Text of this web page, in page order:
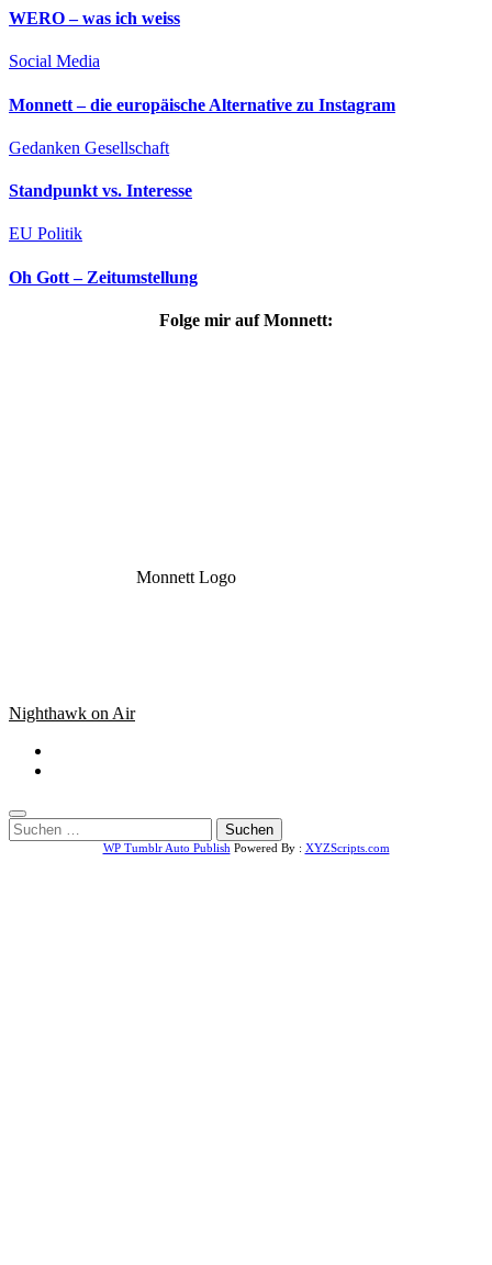
WERO – was ich weiss
Social Media
Monnett – die europäische Alternative zu Instagram
Gedanken Gesellschaft
Standpunkt vs. Interesse
EU Politik
Oh Gott – Zeitumstellung
Folge mir auf Monnett:
Monnett Logo
Nighthawk on Air
Suchen
nach:
WP Tumblr Auto Publish Powered By : XYZScripts.com